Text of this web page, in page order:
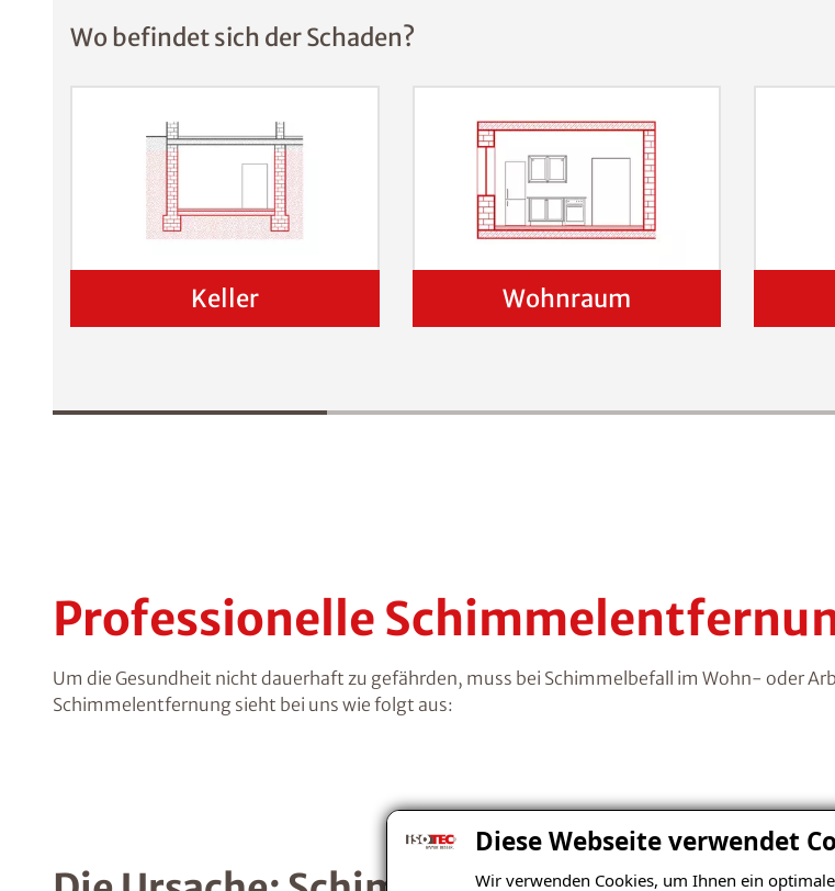
Diese Webseite verwendet
Wir verwenden Cookies, um Ihnen ein
Wo befindet sich der Schaden?
Keller Wohnraum
Professionelle
Um die Gesundheit nicht dauerhaft zu gefährden, muss bei Schimmelbefall im Wohn- oder
Schimmelentfernung sieht bei uns wie folgt aus: